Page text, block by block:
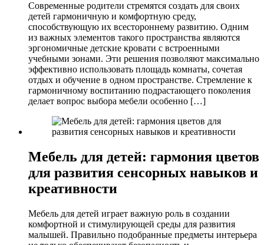
Современные родители стремятся создать для своих
детей гармоничную и комфортную среду,
способствующую их всестороннему развитию. Одним
из важных элементов такого пространства являются
эргономичные детские кровати с встроенными
учебными зонами. Эти решения позволяют максимально
эффективно использовать площадь комнаты, сочетая
отдых и обучение в одном пространстве. Стремление к
гармоничному воспитанию подрастающего поколения
делает вопрос выбора мебели особенно […]
Мебель для детей: гармония цветов
для развития сенсорных навыков и
креативности
Мебель для детей играет важную роль в создании
комфортной и стимулирующей среды для развития
малышей. Правильно подобранные предметы интерьера